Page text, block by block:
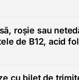
roșie sau
de B12, acid